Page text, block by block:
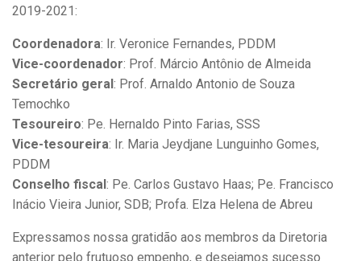
2019-2021:
Coordenadora: Ir. Veronice Fernandes, PDDM
Vice-coordenador: Prof. Márcio Antônio de Almeida
Secretário geral: Prof. Arnaldo Antonio de Souza
Temochko
Tesoureiro: Pe. Hernaldo Pinto Farias, SSS
Vice-tesoureira: Ir. Maria Jeydjane Lunguinho Gomes,
PDDM
Conselho fiscal: Pe. Carlos Gustavo Haas; Pe. Francisco
Inácio Vieira Junior, SDB; Profa. Elza Helena de Abreu
Expressamos nossa gratidão aos membros da Diretoria
anterior pelo frutuoso empenho, e desejamos sucesso